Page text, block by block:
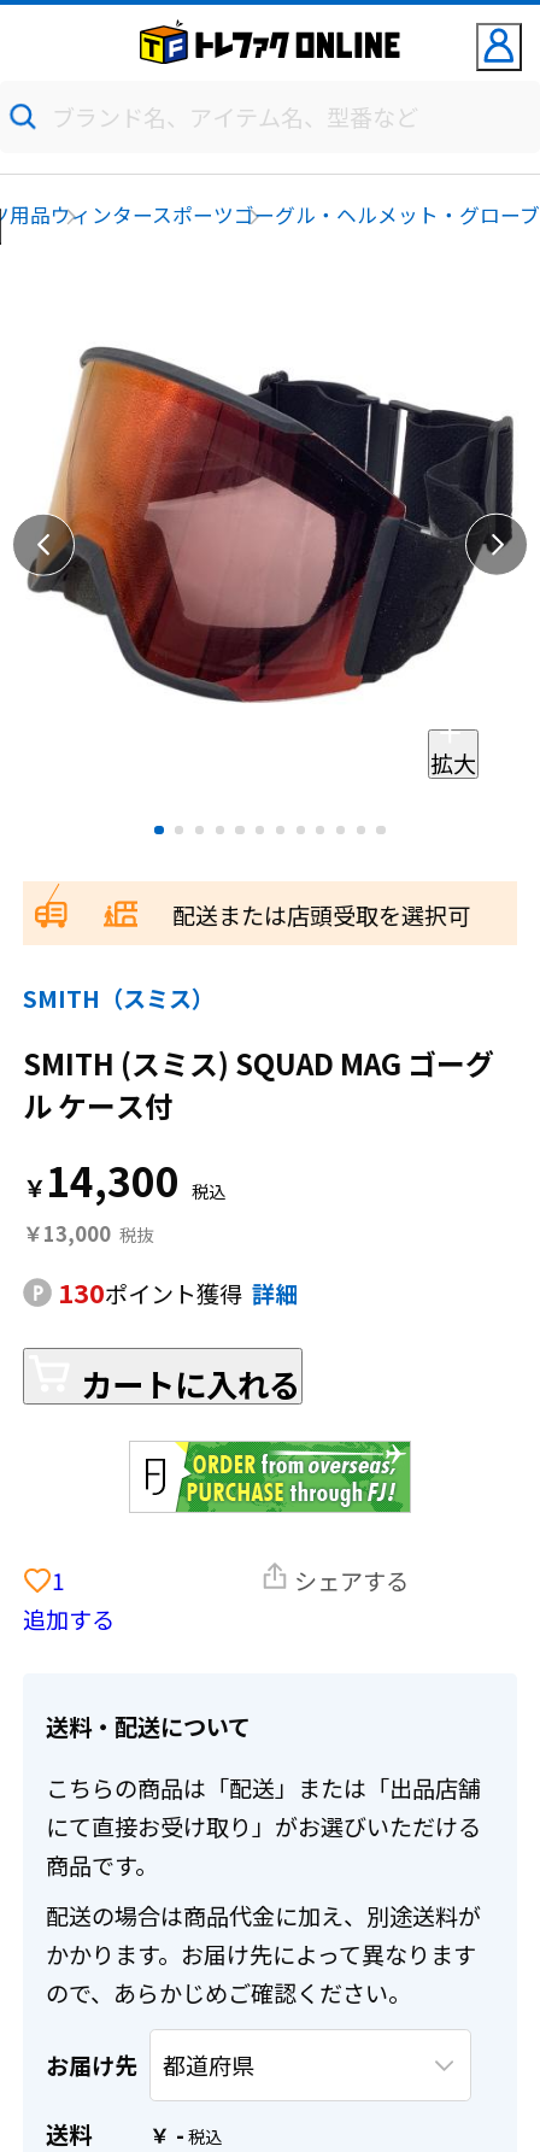
用品ウィンタースポーツゴーグル・ヘルメット・グローブ
拡大
配送または店頭受取を選択可
SMITH（スミス）
SMITH (スミス) SQUAD MAG ゴーグ
ル ケース付
￥ 14,300
￥13,000
130ポイント獲得 詳細
カートに入れる
1
追加する
シェアする
送料・配送について
こちらの商品は「配送」または「出品店舗
にて直接お受け取り」がお選びいただける
商品です。
配送の場合は商品代金に加え、別途送料が
かかります。お届け先によって異なります
ので、あらかじめご確認ください。
お届け先
送料 ￥ -